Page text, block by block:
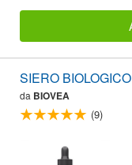
SIERO
da BIOVEA
(9)